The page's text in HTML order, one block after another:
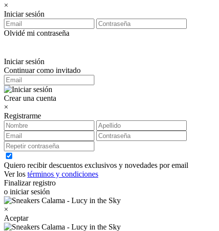
×
Iniciar sesión
Olvidé mi contraseña
Iniciar sesión
Continuar como invitado
Crear una cuenta
×
Registrarme
Quiero recibir descuentos exclusivos y novedades por email
Ver los términos y condiciones
Finalizar registro
o iniciar sesión
×
Aceptar